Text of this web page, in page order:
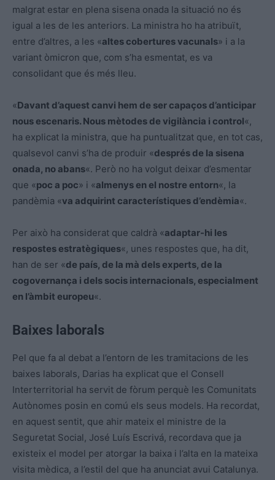
malgrat estar en plena sisena onada la situació no és
igual a les de les anteriors. La ministra ho ha atribuït,
entre d’altres, a les «altes cobertures vacunals» i a la
variant òmicron que, com s’ha esmentat, es va
consolidant que és més lleu.
«Davant d’aquest canvi hem de ser capaços d’anticipar
nous escenaris. Nous mètodes de vigilància i control«,
ha explicat la ministra, que ha puntualitzat que, en tot cas,
qualsevol canvi s’ha de produir «després de la sisena
onada, no abans«. Però no ha volgut deixar d’esmentar
que «poc a poc» i «almenys en el nostre entorn«, la
pandèmia «va adquirint característiques d’endèmia«.
Per això ha considerat que caldrà «adaptar-hi les
respostes estratègiques«, unes respostes que, ha dit,
han de ser «de país, de la mà dels experts, de la
cogovernança i dels socis internacionals, especialment
en l’àmbit europeu«.
Baixes laborals
Pel que fa al debat a l’entorn de les tramitacions de les
baixes laborals, Darias ha explicat que el Consell
Interterritorial ha servit de fòrum perquè les Comunitats
Autònomes posin en comú els seus models. Ha recordat,
en aquest sentit, que ahir mateix el ministre de la
Seguretat Social, José Luís Escrivá, recordava que ja
existeix el model per atorgar la baixa i l’alta en la mateixa
visita mèdica, a l’estil del que ha anunciat avui Catalunya.